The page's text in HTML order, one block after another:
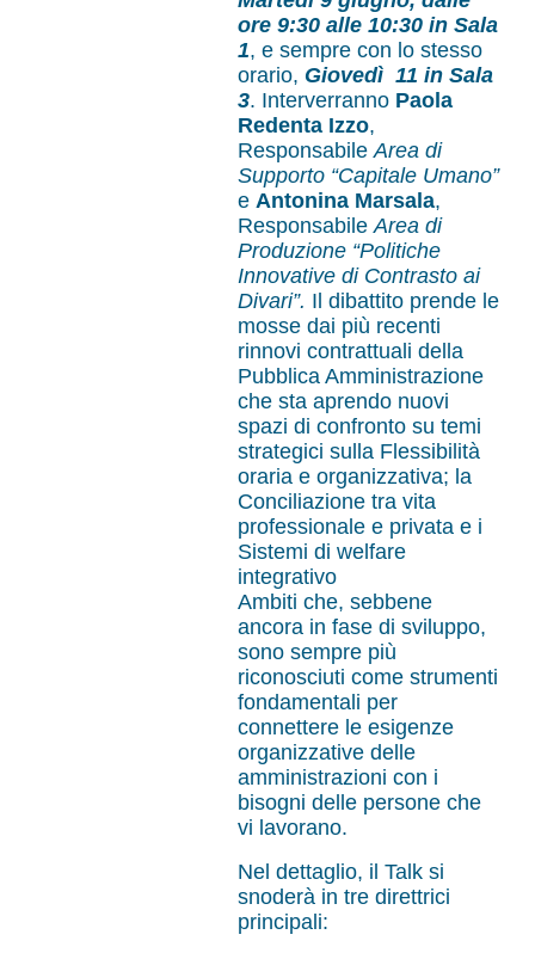
ore 9:30 alle 10:30 in Sala
1, e sempre con lo stesso
orario, Giovedì 11 in Sala
3. Interverranno Paola
Redenta Izzo,
ResponsabileArea di
Supporto “Capitale Umano”
e Antonina Marsala,
ResponsabileArea di
Produzione “Politiche
Innovative di Contrasto ai
Divari”. Il dibattito prende le
mosse dai più recenti
rinnovi contrattuali della
Pubblica Amministrazione
che sta aprendo nuovi
spazi di confronto su temi
strategici sulla Flessibilità
oraria e organizzativa; la
Conciliazione tra vita
professionale e privata e i
Sistemi di welfare
integrativo
Ambiti che, sebbene
ancora in fase di sviluppo,
sono sempre più
riconosciuti come strumenti
fondamentali per
connettere le esigenze
organizzative delle
amministrazioni con i
bisogni delle persone che
vi lavorano.
Nel dettaglio, il Talk si
snoderà in tre direttrici
principali: